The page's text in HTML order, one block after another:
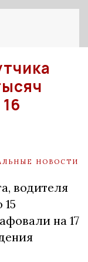
НОВОСТИ
водителя
на 17